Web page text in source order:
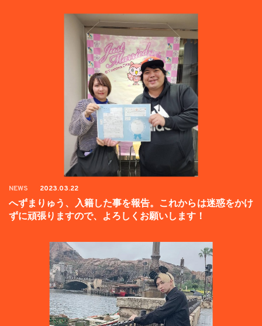
NEWS 2023.03.22
へずまりゅう、入籍した事を報告。これからは迷惑をかけ
ずに頑張りますので、よろしくお願いします！